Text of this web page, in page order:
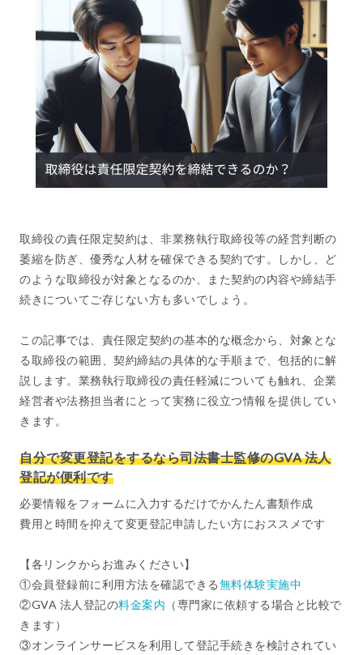
取締役の責任限定契約は、非業務執行取締役等の経営判断の
萎縮を防ぎ、優秀な人材を確保できる契約です。しかし、ど
のような取締役が対象となるのか、また契約の内容や締結手
続きについてご存じない方も多いでしょう。
この記事では、責任限定契約の基本的な概念から、対象とな
る取締役の範囲、契約締結の具体的な手順まで、包括的に解
説します。業務執行取締役の責任軽減についても触れ、企業
経営者や法務担当者にとって実務に役立つ情報を提供してい
きます。
自分で変更登記をするなら司法書士監修のGVA 法人
登記が便利です
必要情報をフォームに入力するだけでかんたん書類作成
費用と時間を抑えて変更登記申請したい方におススメです
【各リンクからお進みください】
①会員登録前に利用方法を確認できる無料体験実施中
②GVA 法人登記の料金案内 （専門家に依頼する場合と比較で
きます）
③オンラインサービスを利用して登記手続きを検討されてい